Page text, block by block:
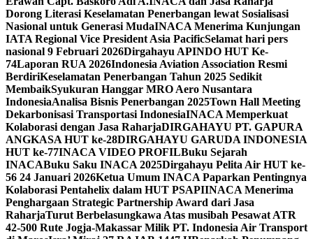
Dorong Literasi Keselamatan Penerbangan lewat Sosialisasi
Nasional untuk Generasi MudaINACA Menerima Kunjungan
IATA Regional Vice President Asia PacificSelamat hari pers
nasional 9 Februari 2026Dirgahayu APINDO HUT Ke-
74Laporan RUA 2026Indonesia Aviation Association Resmi
BerdiriKeselamatan Penerbangan Tahun 2025 Sedikit
MembaikSyukuran Hanggar MRO Aero Nusantara
IndonesiaAnalisa Bisnis Penerbangan 2025Town Hall Meeting
Dekarbonisasi Transportasi IndonesiaINACA Memperkuat
Kolaborasi dengan Jasa RaharjaDIRGAHAYU PT. GAPURA
ANGKASA HUT ke-28DIRGAHAYU GARUDA INDONESIA
HUT ke-77INACA VIDEO PROFILBuku Sejarah
INACABuku Saku INACA 2025Dirgahayu Pelita Air HUT ke-
56 24 Januari 2026Ketua Umum INACA Paparkan Pentingnya
Kolaborasi Pentahelix dalam HUT PSAPIINACA Menerima
Penghargaan Strategic Partnership Award dari Jasa
RaharjaTurut Berbelasungkawa Atas musibah Pesawat ATR
42-500 Rute Jogja-Makassar Milik PT. Indonesia Air Transport